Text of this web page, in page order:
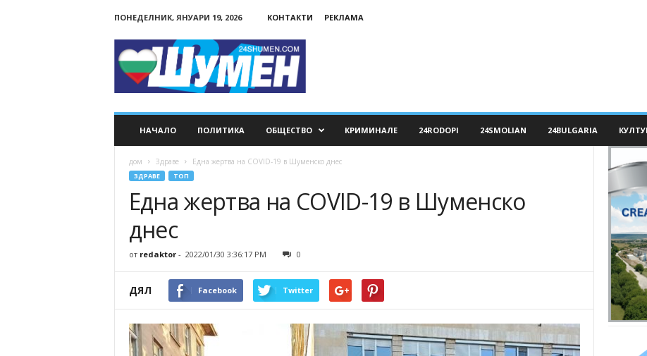
ПОНЕДЕЛНИК, ЯНУАРИ 19, 2026 КОНТАКТИ РЕКЛАМА
НАЧАЛО ПОЛИТИКА ОБЩЕСТВО КРИМИНАЛЕ 24RODOPI 24SMOLIAN 24BULGARIA
дом Здраве Една жертва на COVID-19 в Шуменско днес
ЗДРАВЕ ТОП
Една жертва на COVID-19 в Шуменско
днес
от redaktor- 2022/01/30 3:36:17 PM 0
ДЯЛ Facebook Twitter